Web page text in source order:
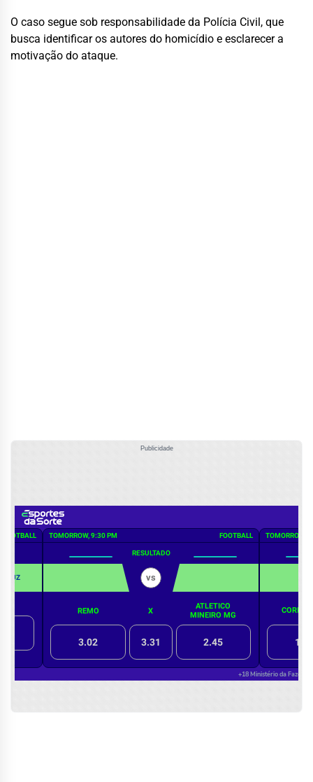
O caso segue sob responsabilidade da Polícia Civil, que
busca identificar os autores do homicídio e esclarecer a
motivação do ataque.
Publicidade